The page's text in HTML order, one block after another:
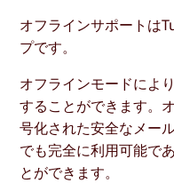
オフラインサポートは
プです。
オフラインモードによ
することができます。
号化された安全なメー
でも完全に利用可能で
とができます。